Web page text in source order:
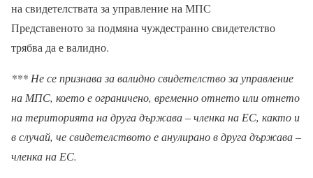
на свидетелствата за управление на МПС
Представеното за подмяна чуждестранно свидетелство
трябва да е валидно.
*** Не се признава за валидно свидетелство за управление
на МПС, което е ограничено, временно отнето или отнето
на територията на друга държава – членка на ЕС, както и
в случай, че свидетелството е анулирано в друга държава –
членка на ЕС.